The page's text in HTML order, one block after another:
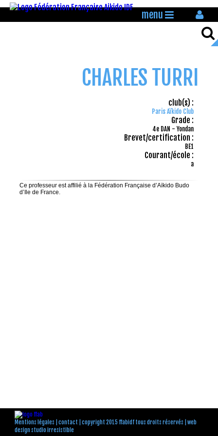
menu
CHARLES TURRI
club(s) :
Paris Aïkido Club
Grade :
4e DAN - Yondan
Brevet/certification :
BE1
Courant/école :
a
Ce professeur est affilié à la Fédération Française d’Aïkido Budo
d’Ile de France.
Mentions légales contact | copyright 2015 ffabidf tous droits réservés | web
design studio irresistible